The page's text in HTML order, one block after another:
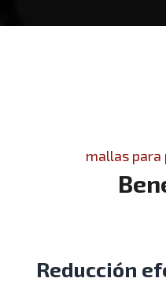
mallas para
Ben
Reducción